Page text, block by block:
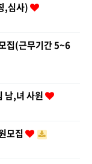
,심사)
집(근무기간 5~6
남,녀 사원
모집